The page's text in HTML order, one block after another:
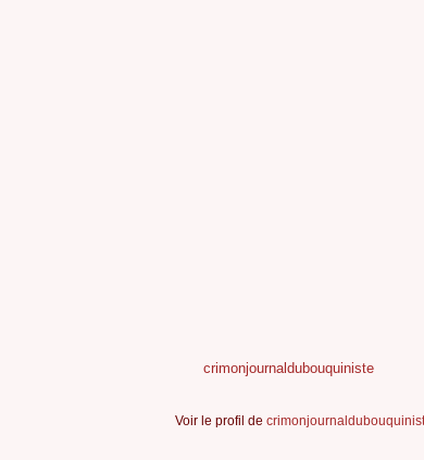
crimonjournaldubouquiniste
Voir le profil de